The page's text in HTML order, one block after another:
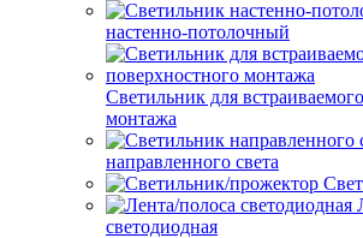
настенно-потолочный
Светильник для
монтажа
направленного света
светодиодная